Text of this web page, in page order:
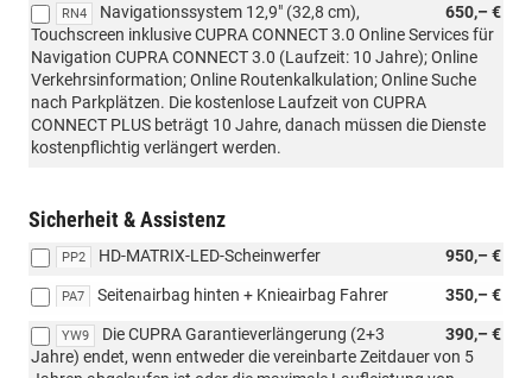
Soundsystem
(Sharp)),
PS2
(DYNAMIC
DESIGN),
WW1
(Winter-
RN4 650,– €
Navigationssystem 12,9" (32,8 cm),
Touchscreen inklusive CUPRA CONNECT 3.0 Online Services für
Navigation CUPRA CONNECT 3.0 (Laufzeit: 10 Jahre); Online
Verkehrsinformation; Online Routenkalkulation; Online Suche
nach Parkplätzen. Die kostenlose Laufzeit von CUPRA
CONNECT PLUS beträgt 10 Jahre, danach müssen die Dienste
kostenpflichtig verlängert werden.
Sicherheit & Assistenz
PP2 950,– €
HD-MATRIX-LED-Scheinwerfer
PA7 350,– €
Seitenairbag hinten + Knieairbag Fahrer
YW9 390,– €
Die CUPRA Garantieverlängerung (2+3
Jahre) endet, wenn entweder die vereinbarte Zeitdauer von 5